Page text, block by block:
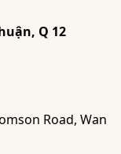
Q 12
Road, Wan